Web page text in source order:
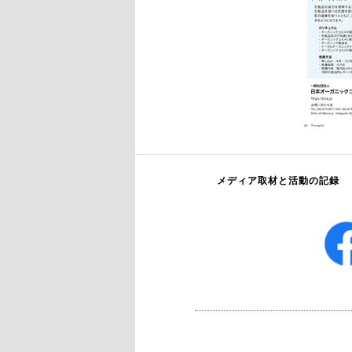
メディア取材と活動の記録